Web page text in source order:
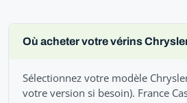
Où acheter votre vérins
Sélectionnez votre modèle
votre version si besoin). France